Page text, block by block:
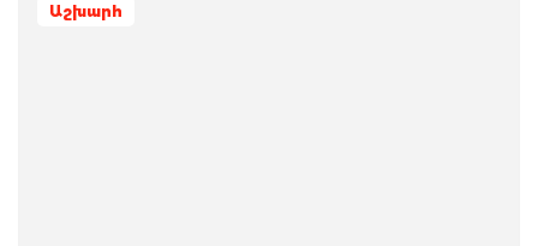
Աշխարհ